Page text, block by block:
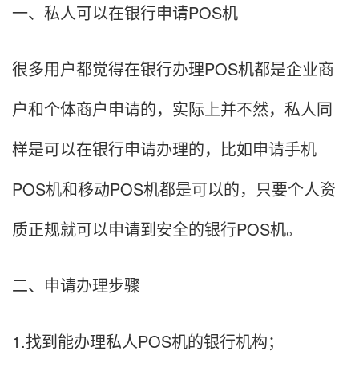
一、私人可以在银行申请POS机
很多用户都觉得在银行办理POS机都是企业商
户和个体商户申请的，实际上并不然，私人同
样是可以在银行申请办理的，比如申请手机
POS机和移动POS机都是可以的，只要个人资
质正规就可以申请到安全的银行POS机。
二、申请办理步骤
1.找到能办理私人POS机的银行机构；